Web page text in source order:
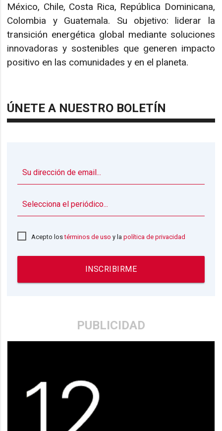
México, Chile, Costa Rica, República Dominicana,
Colombia y Guatemala. Su objetivo: liderar la
transición energética global mediante soluciones
innovadoras y sostenibles que generen impacto
positivo en las comunidades y en el planeta.
ÚNETE A NUESTRO BOLETÍN
Acepto lostérminos de uso y lapolítica de privacidad
INSCRIBIRME
PUBLICIDAD